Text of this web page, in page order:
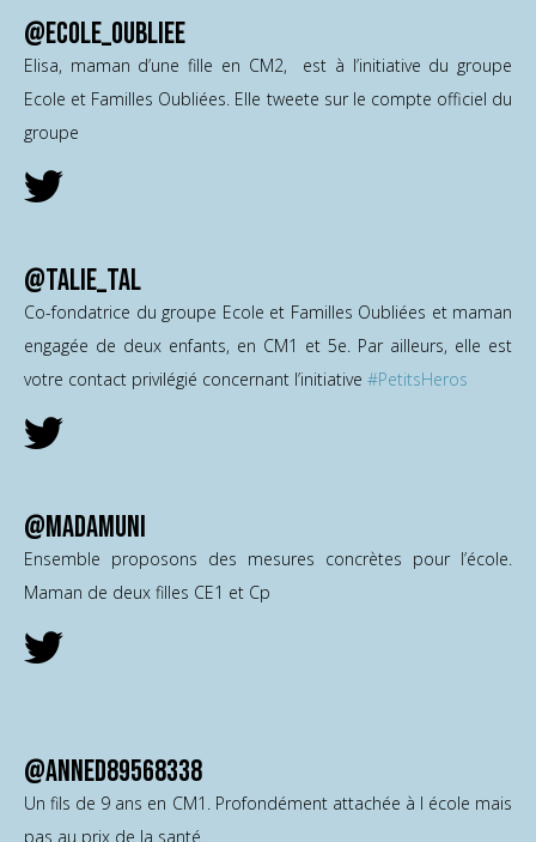
@Ecole_Oubliee
Elisa, maman d’une fille en CM2, est à l’initiative du groupe
Ecole et Familles Oubliées. Elle tweete sur le compte officiel du
groupe
@Talie_Tal
Co-fondatrice du groupe Ecole et Familles Oubliées et maman
engagée de deux enfants, en CM1 et 5e. Par ailleurs, elle est
votre contact privilégié concernant l’initiative #PetitsHeros
@Madamuni
Ensemble proposons des mesures concrètes pour l’école.
Maman de deux filles CE1 et Cp
@AnneD89568338
Un fils de 9 ans en CM1. Profondément attachée à l école mais
pas au prix de la santé.